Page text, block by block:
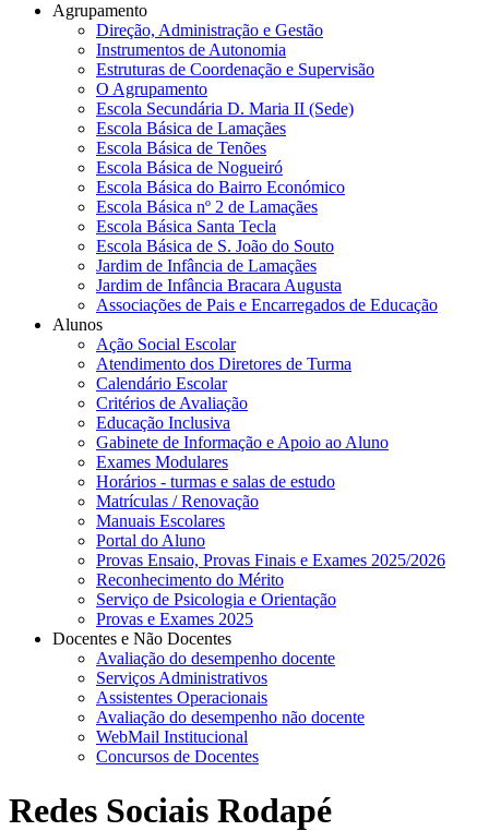
Agrupamento
Direção, Administração e Gestão
Instrumentos de Autonomia
Estruturas de Coordenação e Supervisão
O Agrupamento
Escola Secundária D. Maria II (Sede)
Escola Básica de Lamaçães
Escola Básica de Tenões
Escola Básica de Nogueiró
Escola Básica do Bairro Económico
Escola Básica nº 2 de Lamaçães
Escola Básica Santa Tecla
Escola Básica de S. João do Souto
Jardim de Infância de Lamaçães
Jardim de Infância Bracara Augusta
Associações de Pais e Encarregados de Educação
Alunos
Ação Social Escolar
Atendimento dos Diretores de Turma
Calendário Escolar
Critérios de Avaliação
Educação Inclusiva
Gabinete de Informação e Apoio ao Aluno
Exames Modulares
Horários - turmas e salas de estudo
Matrículas / Renovação
Manuais Escolares
Portal do Aluno
Provas Ensaio, Provas Finais e Exames 2025/2026
Reconhecimento do Mérito
Serviço de Psicologia e Orientação
Provas e Exames 2025
Docentes e Não Docentes
Avaliação do desempenho docente
Serviços Administrativos
Assistentes Operacionais
Avaliação do desempenho não docente
WebMail Institucional
Concursos de Docentes
Redes Sociais Rodapé